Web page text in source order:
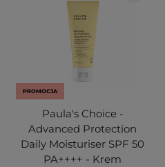
PROMOCJA
Paula's Choice -
Advanced Protection
Daily Moisturiser SPF 50
PA++++ - Krem